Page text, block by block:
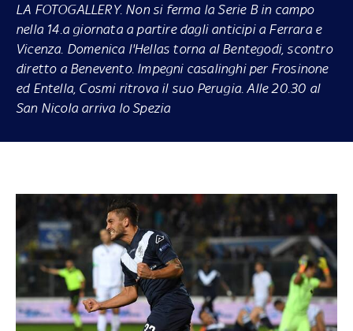
LA FOTOGALLERY. Non si ferma la Serie B in campo
nella 14.a giornata a partire dagli anticipi a Ferrara e
Vicenza. Domenica l'Hellas torna al Bentegodi, scontro
diretto a Benevento. Impegni casalinghi per Frosinone
ed Entella, Cosmi ritrova il suo Perugia. Alle 20.30 al
San Nicola arriva lo Spezia